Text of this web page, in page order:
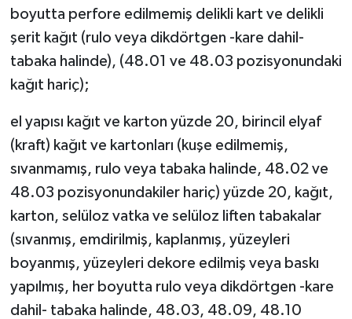
boyutta perfore edilmemiş delikli kart ve delikli
şerit kağıt (rulo veya dikdörtgen -kare dahil-
tabaka halinde), (48.01 ve 48.03 pozisyonundaki
kağıt hariç);
el yapısı kağıt ve karton yüzde 20, birincil elyaf
(kraft) kağıt ve kartonları (kuşe edilmemiş,
sıvanmamış, rulo veya tabaka halinde, 48.02 ve
48.03 pozisyonundakiler hariç) yüzde 20, kağıt,
karton, selüloz vatka ve selüloz liften tabakalar
(sıvanmış, emdirilmiş, kaplanmış, yüzeyleri
boyanmış, yüzeyleri dekore edilmiş veya baskı
yapılmış, her boyutta rulo veya dikdörtgen -kare
dahil- tabaka halinde, 48.03, 48.09, 48.10